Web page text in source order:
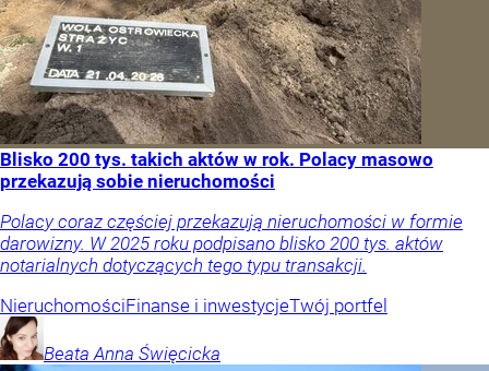
Blisko 200 tys. takich aktów w rok. Polacy masowo
przekazują sobie nieruchomości
Polacy coraz częściej przekazują nieruchomości w formie
darowizny. W 2025 roku podpisano blisko 200 tys. aktów
notarialnych dotyczących tego typu transakcji.
NieruchomościFinanse i inwestycjeTwój portfel
Beata Anna Święcicka